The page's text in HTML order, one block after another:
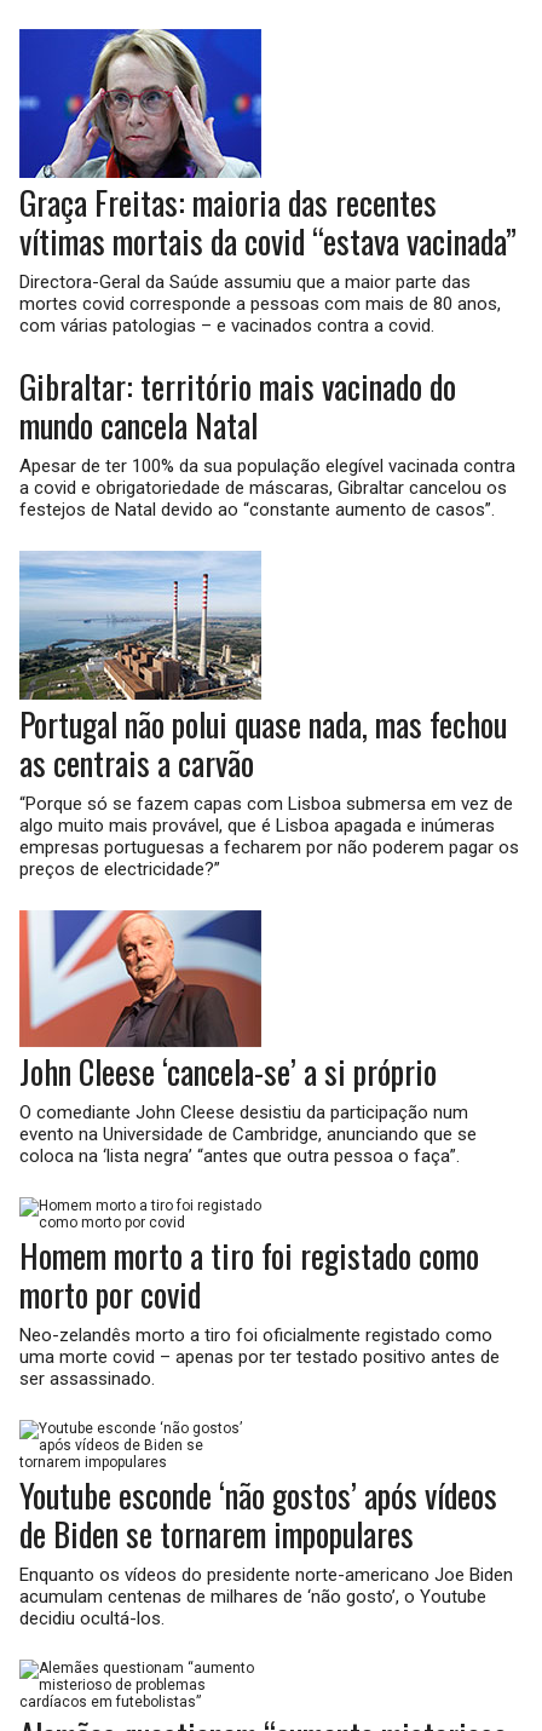
Graça Freitas: maioria das recentes
vítimas mortais da covid “estava vacinada”
Directora-Geral da Saúde assumiu que a maior parte das
mortes covid corresponde a pessoas com mais de 80 anos,
com várias patologias – e vacinados contra a covid.
Gibraltar: território mais vacinado do
mundo cancela Natal
Apesar de ter 100% da sua população elegível vacinada contra
a covid e obrigatoriedade de máscaras, Gibraltar cancelou os
festejos de Natal devido ao “constante aumento de casos”.
Portugal não polui quase nada, mas fechou
as centrais a carvão
“Porque só se fazem capas com Lisboa submersa em vez de
algo muito mais provável, que é Lisboa apagada e inúmeras
empresas portuguesas a fecharem por não poderem pagar os
preços de electricidade?”
John Cleese ‘cancela-se’ a si próprio
O comediante John Cleese desistiu da participação num
evento na Universidade de Cambridge, anunciando que se
coloca na ‘lista negra’ “antes que outra pessoa o faça”.
Homem morto a tiro foi registado como
morto por covid
Neo-zelandês morto a tiro foi oficialmente registado como
uma morte covid – apenas por ter testado positivo antes de
ser assassinado.
Youtube esconde ‘não gostos’ após vídeos
de Biden se tornarem impopulares
Enquanto os vídeos do presidente norte-americano Joe Biden
acumulam centenas de milhares de ‘não gosto’, o Youtube
decidiu ocultá-los.